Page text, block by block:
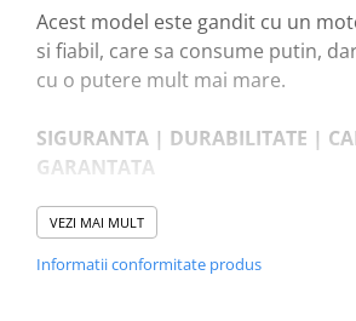
Acest model este gandit cu un
si fiabil, care sa consume putin,
cu o putere mult mai mare.
SIGURANTA | DURABILITATE |
GARANTATA
CARACTERISTICI GENERALE/
VEZI MAI MULT
Informatii conformitate produs